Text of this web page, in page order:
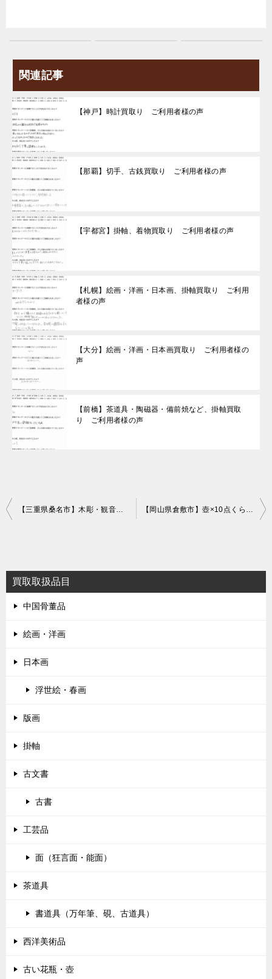
関連記事
【神戸】時計買取り ご利用者様の声
【那覇】切手、古銭買取り ご利用者様の声
【宇都宮】掛軸、着物買取り ご利用者様の声
【札幌】絵画・洋画・日本画、掛軸買取り ご利用
者様の声
【大分】絵画・洋画・日本画買取り ご利用者様の
声
【前橋】茶道具・陶磁器・備前焼など、掛軸買取
り ご利用者様の声
投
ゲ
ー
ン
【三重県桑名市】木彫・観音像（金属）・版画のお買取りをいたしました。 【岡山県倉敷市】壺×10点くらい（箱なし）・備前焼（お茶碗＆急須セット）などのお買取りをいたしました。
買取取扱品目
中国骨董品
絵画・洋画
日本画
浮世絵・春画
版画
掛軸
古文書
古書
工芸品
面（狂言面・能面）
茶道具
書道具（万年筆、硯、古道具）
西洋美術品
古い花瓶・壺